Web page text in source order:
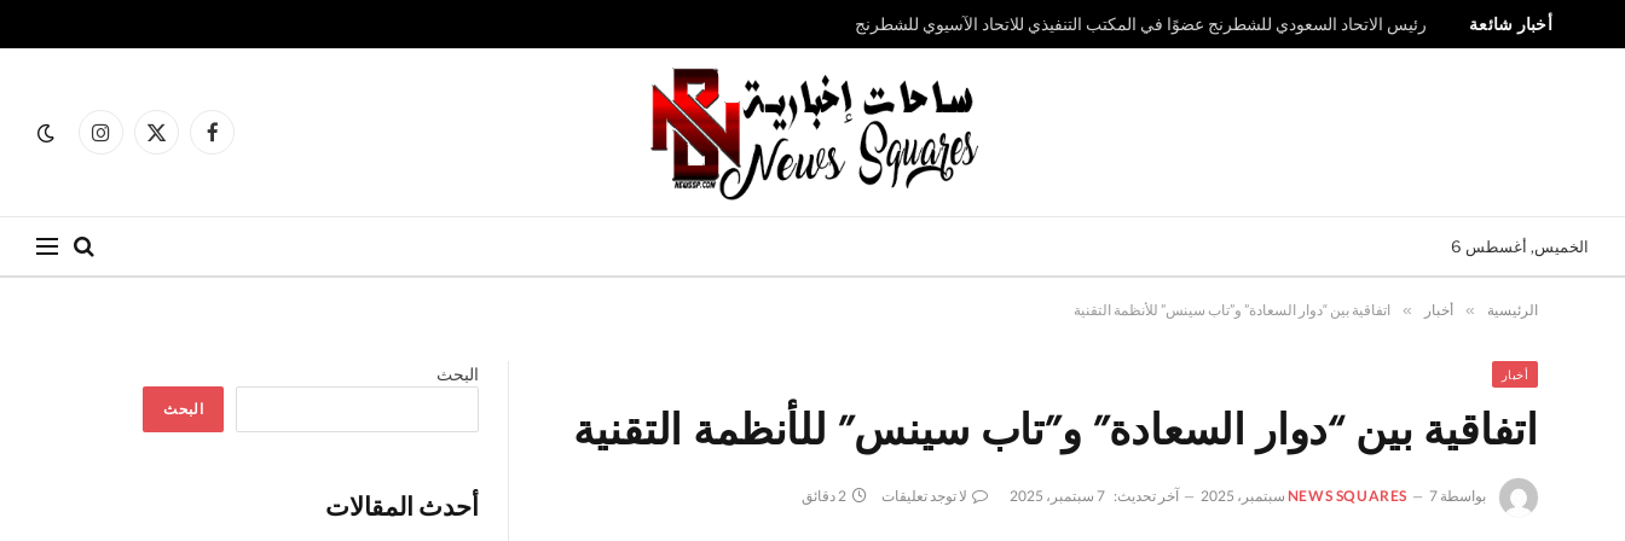
أخبار شائعة رئيس الاتحاد السعودي للشطرنج عضوًا في المكتب التنفيذي للاتحاد الآسيوي للشطرنج
فيسبوكX
الانستغرام
الخميس, أغسطس 6
الرئيسية » أخبار » اتفاقية بين “دوار السعادة” و”تاب سينس” للأنظمة التقنية
أخبار
اتفاقية بين “دوار السعادة” و”تاب سينس” للأنظمة التقنية
بواسطة NEWS SQUARES 7 سبتمبر، 2025 آخر تحديث: 7 سبتمبر، 2025 لا توجد تعليقات 2 دقائق
البحث
البحث
أحدث المقالات